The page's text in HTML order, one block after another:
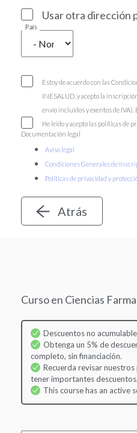
Usar otra dirección
País
Estoy de acuerdo con las
INESALUD, y acepto la
envío incluidos y exentos de IVA).
He leído y acepto las políticas de
Documentación legal
Aviso legal
Condiciones Generales de
Políticas de privacidad y
Atrás
Curso en Ciencias
Descuentos no
Obtenga un 5% de
completo, sin financiación.
Recuerda revisar
tener importantes descuentos.
This course has an active